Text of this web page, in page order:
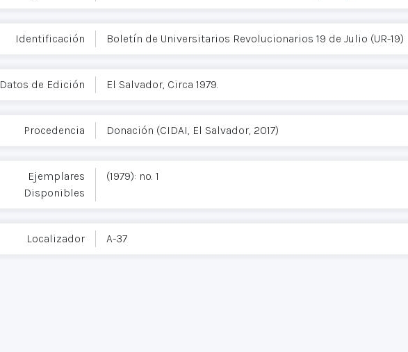
Identificación Boletín de Universitarios Revolucionarios 19 de Julio (UR-19)
Datos de Edición El Salvador, Circa 1979.
Procedencia Donación (CIDAI, El Salvador, 2017)
Ejemplares
Disponibles
(1979): no. 1
Localizador A-37